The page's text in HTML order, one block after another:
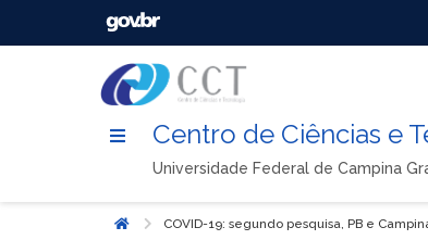
Centro de Ciências e
Universidade Federal de Campina
Início COVID-19: segundo pesquisa, PB e